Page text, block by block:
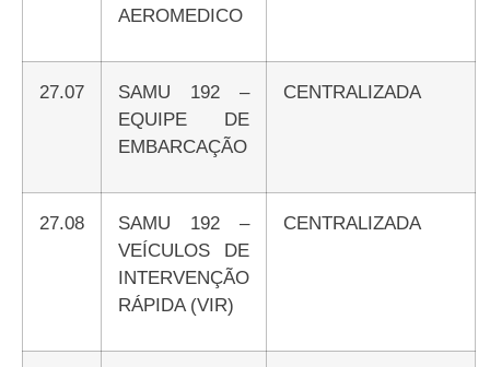
AEROMEDICO
27.07
SAMU 192 –
EQUIPE DE
EMBARCAÇÃO
CENTRALIZADA
27.08
SAMU 192 –
VEÍCULOS DE
INTERVENÇÃO
RÁPIDA (VIR)
CENTRALIZADA